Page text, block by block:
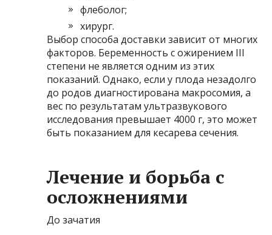
флеболог;
хирург.
Выбор способа доставки зависит от многих
факторов. Беременность с ожирением III
степени не является одним из этих
показаний. Однако, если у плода незадолго
до родов диагностирована макросомия, а
вес по результатам ультразвукового
исследования превышает 4000 г, это может
быть показанием для кесарева сечения.
Лечение и борьба с
осложнениями
До зачатия